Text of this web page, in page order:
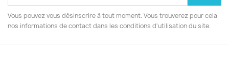
Vous pouvez vous désinscrire à tout moment. Vous trouverez pour cela
nos informations de contact dans les conditions d'utilisation du site.